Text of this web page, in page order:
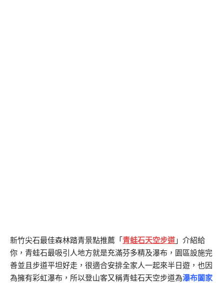
新竹尖石最佳森林踏青景點推薦「 青蛙石天空步道 」介紹給
你，青蛙石最吸引人地方就是充滿芬多精及瀑布，園區設施完
善並且步道平坦好走，很適合安排全家人一起來半日遊，也因
為擁有彩虹瀑布，所以登山客又稱青蛙石天空步道為瀑布闔家